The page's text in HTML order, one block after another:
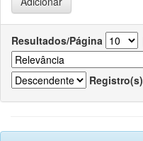
Resultados/Página
Registro(s)